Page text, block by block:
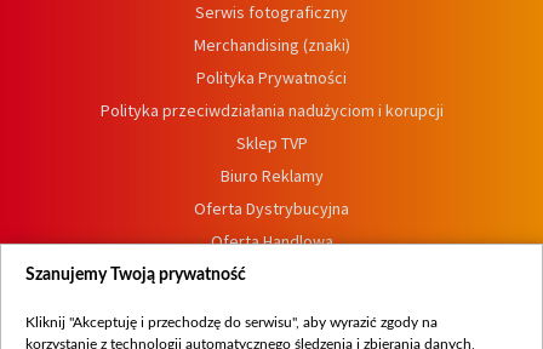
Serwis fotograficzny
Merchandising (znaki)
Polityka Prywatności
Polityka przeciwdziałania nadużyciom i korupcji
Sklep TVP
Biuro Reklamy
Oferta Dystrybucyjna
Oferta Handlowa
Dostępność
Procedura zgłoszeń wewnętrznych
Szanujemy Twoją prywatność
Kliknij "Akceptuję i przechodzę do serwisu", aby wyrazić zgody na
korzystanie z technologii automatycznego śledzenia i zbierania danych,